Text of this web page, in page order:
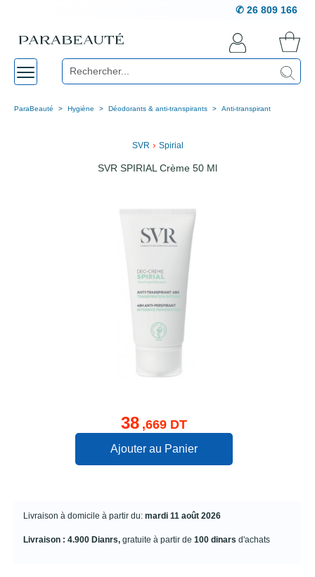
✆ 26 809 166
ParaBeauté Hygiène Déodorants & anti-transpirants Anti-transpirant
SVR › Spirial
SVR SPIRIAL Crème 50 Ml
38 ,669 DT
Ajouter au Panier
Livraison à domicile à partir du: mardi 11 août 2026
Livraison : 4.900 Dianrs, gratuite à partir de 100 dinars d'achats